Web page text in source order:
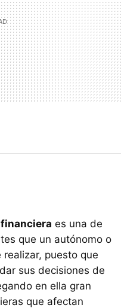
es una de
que un autónomo o
puesto que
sus decisiones de
en ella gran
que afectan